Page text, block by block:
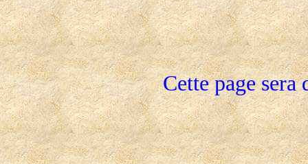
Cette pagesera